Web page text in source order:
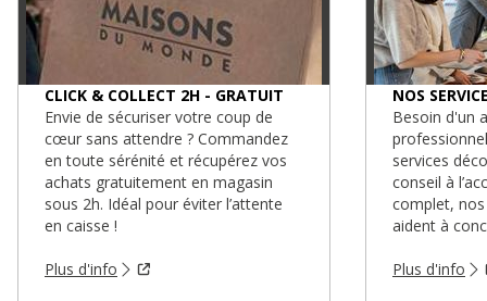
CLICK & COLLECT 2H - GRATUIT
Envie de sécuriser votre coup de
cœur sans attendre ? Commandez
en toute sérénité et récupérez vos
achats gratuitement en magasin
sous 2h. Idéal pour éviter l’attente
en caisse !
Plus d'info
NOS
Besoin d'un
services
conseil à
complet,
aident à
Plus d'info